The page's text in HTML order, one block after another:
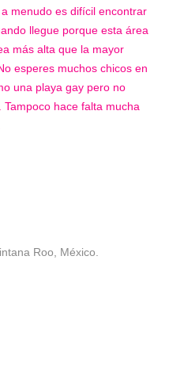
menudo es difícil encontrar
llegue porque esta área
más alta que la mayor
esperes muchos chicos en
una playa gay pero no
hace falta mucha
Roo, México.